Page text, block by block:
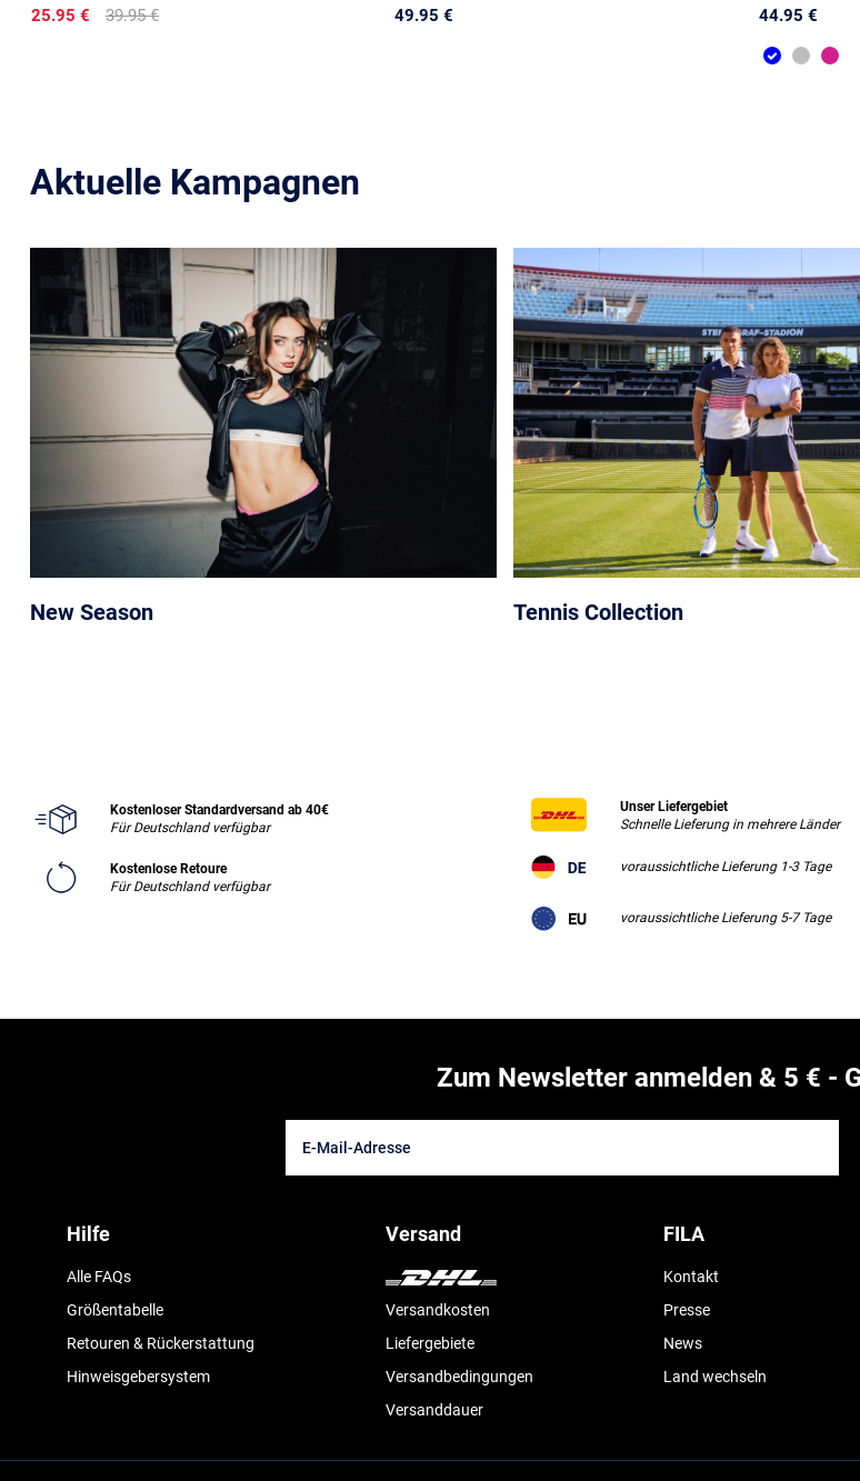
25.95 € 39.95 € 49.95 € 44.95 €
Aktuelle Kampagnen
New Season Tennis Collection
Kostenloser Standardversand ab 40€
Für Deutschland verfügbar
Kostenlose Retoure
Für Deutschland verfügbar
Unser Liefergebiet
Schnelle Lieferung in mehrere Länder
voraussichtliche Lieferung 1-3 Tage
voraussichtliche Lieferung 5-7 Tage
Zum Newsletter anmelden & 5 € -
Hilfe
Alle FAQs
Größentabelle
Retouren & Rückerstattung
Hinweisgebersystem
Versand
Versandkosten
Liefergebiete
Versandbedingungen
Versanddauer
FILA
Kontakt
Presse
News
Land wechseln